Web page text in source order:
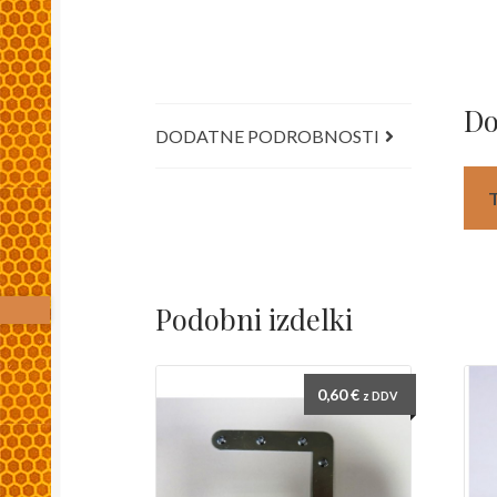
DODATNE PODROBNOSTI
Podobni izdelki
0,60€ z DDV